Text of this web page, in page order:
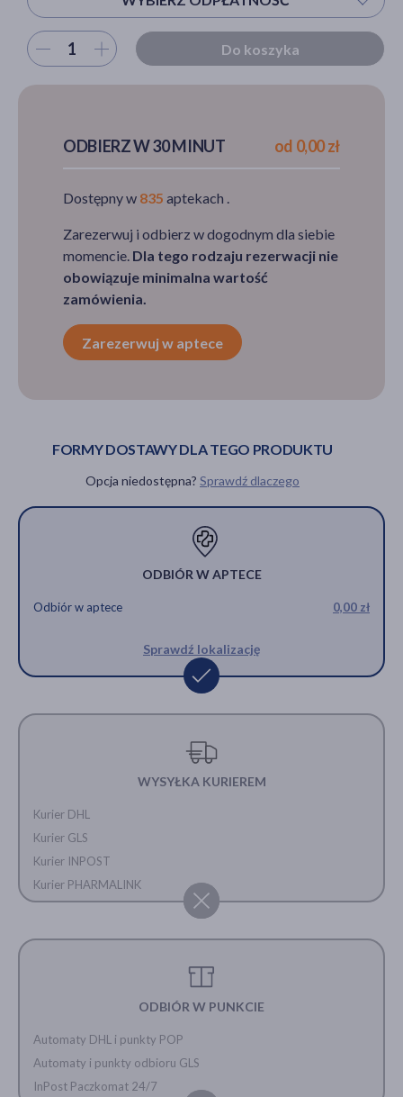
Wybierz ilość Do koszyka
ODBIERZ W 30 MINUT od 0,00 zł
Dostępny w 835 aptekach .
Zarezerwuj i odbierz w dogodnym dla siebie
momencie. Dla tego rodzaju rezerwacji nie
obowiązuje minimalna wartość
zamówienia.
Zarezerwuj w aptece
FORMY DOSTAWY DLA TEGO PRODUKTU
Opcja niedostępna? Sprawdź dlaczego
ODBIÓR W APTECE
Odbiór w aptece 0,00 zł
Sprawdź lokalizację
WYSYŁKA KURIEREM
Kurier DHL
Kurier GLS
Kurier INPOST
Kurier PHARMALINK
ODBIÓR W PUNKCIE
Automaty DHL i punkty POP
Automaty i punkty odbioru GLS
InPost Paczkomat 24/7